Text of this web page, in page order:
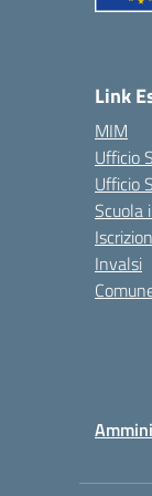
Link
MIM
Ufficio
Ufficio
Scuola
Invalsi